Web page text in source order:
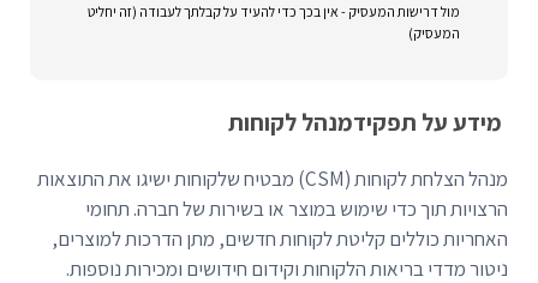
מול דרישות המעסיק - אין בכך כדי להעיד על קבלתך לעבודה (זה יחליט
המעסיק)
מידע על תפקידמנהל לקוחות
מנהל הצלחת לקוחות (CSM) מבטיח שלקוחות ישיגו את התוצאות
הרצויות תוך כדי שימוש במוצר או בשירות של חברה. תחומי
האחריות כוללים קליטת לקוחות חדשים, מתן הדרכות למוצרים,
ניטור מדדי בריאות הלקוחות וקידום חידושים ומכירות נוספות.